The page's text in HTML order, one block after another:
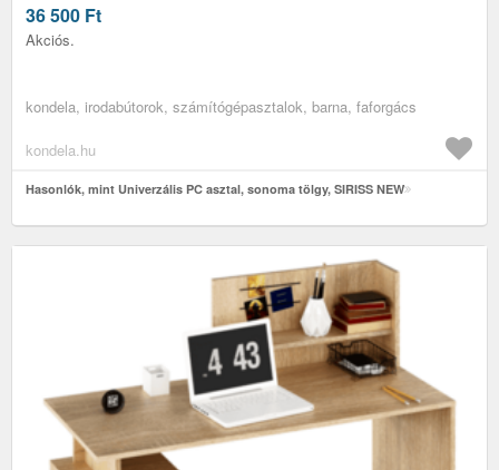
36 500 Ft
Akciós.
kondela, irodabútorok, számítógépasztalok, barna, faforgács
kondela.hu
Hasonlók, mint Univerzális PC asztal, sonoma tölgy, SIRISS NEW